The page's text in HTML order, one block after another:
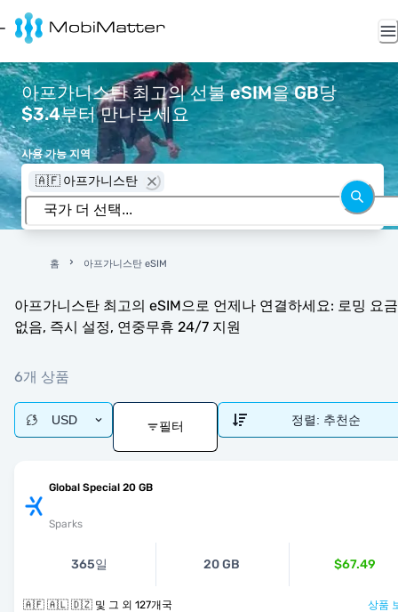
아프가니스탄 최고의 선불 eSIM을 GB당
$3.4부터 만나보세요
사용 가능 지역
🇦🇫 아프가니스탄
홈 아프가니스탄 eSIM
아프가니스탄 최고의 eSIM으로 언제나 연결하세요: 로밍 요금
없음, 즉시 설정, 연중무휴 24/7 지원
6개 상품
USD 필터 정렬: 추천순
Global Special 20 GB
Sparks
365일 20 GB $67.49
🇦🇫 🇦🇱 🇩🇿 및 그 외 127개국 상품